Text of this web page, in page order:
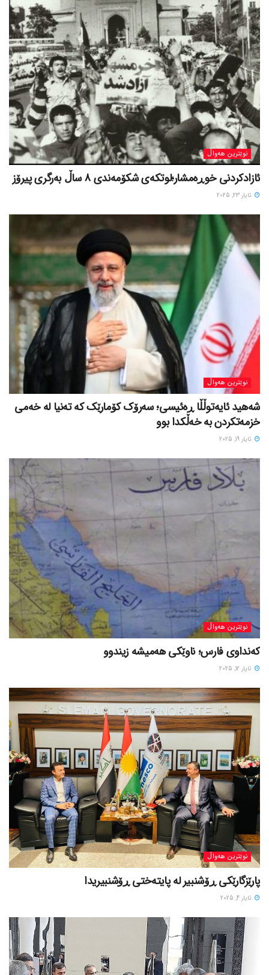
نوێترین هەواڵ
ئازادکردنی خوڕەمشار؛لوتکەی شکۆمەندی 8 ساڵ بەرگری پیرۆز
ئایار 23, 2025
نوێترین هەواڵ
شەهید ئایەتوڵڵا ڕەئیسی؛ سەرۆک کۆمارێک کە تەنیا لە خەمی
خزمەتکردن بە خەڵکدا بوو
ئایار 19, 2025
نوێترین هەواڵ
کەنداوی فارس؛ ناوێکی هەمیشە زیندوو
ئایار 12, 2025
نوێترین هەواڵ
پارێزگارێکی ڕۆشنبیر لە پایتەختی ڕۆشنبیریدا
ئایار 4, 2025